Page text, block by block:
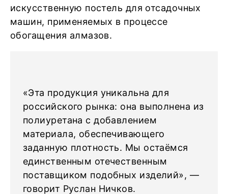
искусственную постель для отсадочных
машин, применяемых в процессе
обогащения алмазов.
«Эта продукция уникальна для
российского рынка: она выполнена из
полиуретана с добавлением
материала, обеспечивающего
заданную плотность. Мы остаёмся
единственным отечественным
поставщиком подобных изделий», —
говорит Руслан Ничков.